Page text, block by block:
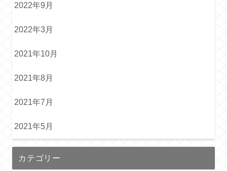
2022年9月
2022年3月
2021年10月
2021年8月
2021年7月
2021年5月
カテゴリー